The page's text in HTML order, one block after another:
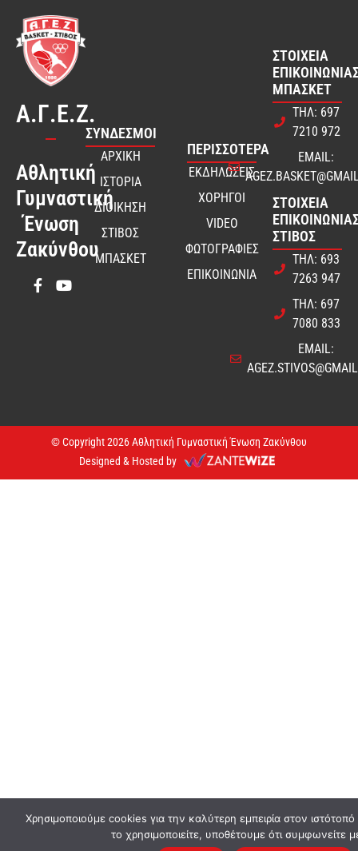
Α.Γ.Ε.Ζ.
Αθλητική
Γυμναστική
Ένωση
Ζακύνθου
ΣΎΝΔΕΣΜΟΙ
ΑΡΧΙΚΗ
ΙΣΤΟΡΙΑ
ΔΙΟΙΚΗΣΗ
ΣΤΙΒΟΣ
ΜΠΑΣΚΕΤ
ΠΕΡΙΣΣΟΤΕΡΑ
ΕΚΔΗΛΩΣΕΙΣ
ΧΟΡΗΓΟΙ
VIDEO
ΦΩΤΟΓΡΑΦΙΕΣ
ΕΠΙΚΟΙΝΩΝΙΑ
ΣΤΟΙΧΕΊΑ
ΜΠΆΣΚΕΤ
ΤΗΛ: 697
7210 972
EMAIL:
ΣΤΟΙΧΕΊΑ
ΣΤΊΒΟΣ
ΤΗΛ: 693
7263 947
ΤΗΛ: 697
7080 833
EMAIL:
© Copyright 2026 Αθλητική Γυμναστική Ένωση Ζακύνθου
Designed & Hosted by
Χρησιμοποιούμε cookies για την καλύτερη εμπειρία στον
το χρησιμοποιείτε, υποθέτουμε ότι συμφωνείτε